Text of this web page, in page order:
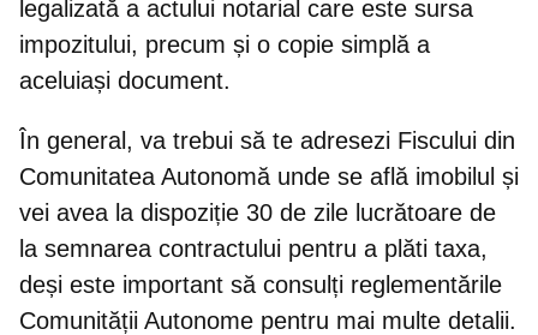
legalizată a actului notarial care este sursa
impozitului, precum și o copie simplă a
aceluiași document.
În general, va trebui să te adresezi Fiscului din
Comunitatea Autonomă unde se află imobilul și
vei avea la dispoziție 30 de zile lucrătoare de
la semnarea contractului pentru a plăti taxa,
deși este important să consulți reglementările
Comunității Autonome pentru mai multe detalii.